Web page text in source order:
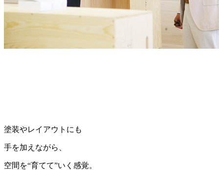
塗装やレイアウトにも
手を加えながら、
空間を“育てて”いく感覚。